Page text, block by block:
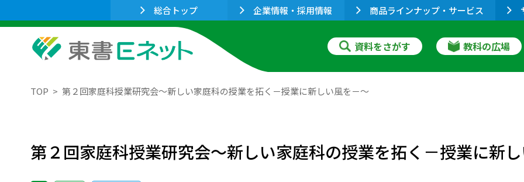
総合トップ 企業情報・採用情報 商品ラインナップ・サービス
資料をさがす 教科の広場
TOP 第２回家庭科授業研究会～新しい家庭科の授業を拓く－授業に新しい風を－～
第２回家庭科授業研究会～新しい家庭科の授業を拓く－授業に新